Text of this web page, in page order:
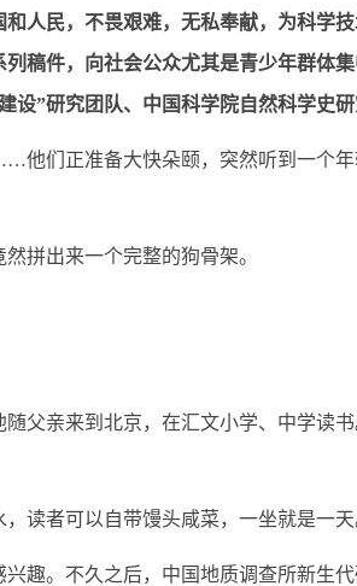
人民，不畏艰难，无私奉献，为科学
稿件，向社会公众尤其是青少年群体
”研究团队、中国科学院自然科学史研
们正准备大快朵颐，突然听到一个年
拼出来一个完整的狗骨架。
亲来到北京，在汇文小学、中学读
者可以自带馒头咸菜，一坐就是一天
。不久之后，中国地质调查所新生